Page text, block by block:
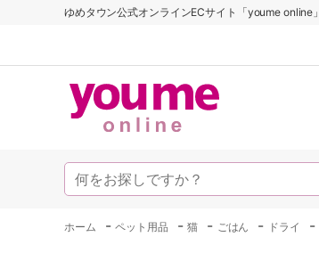
ゆめタウン公式オンラインECサイト「youme online」
ホーム -ペット用品 -猫 - ごはん - ドライ -